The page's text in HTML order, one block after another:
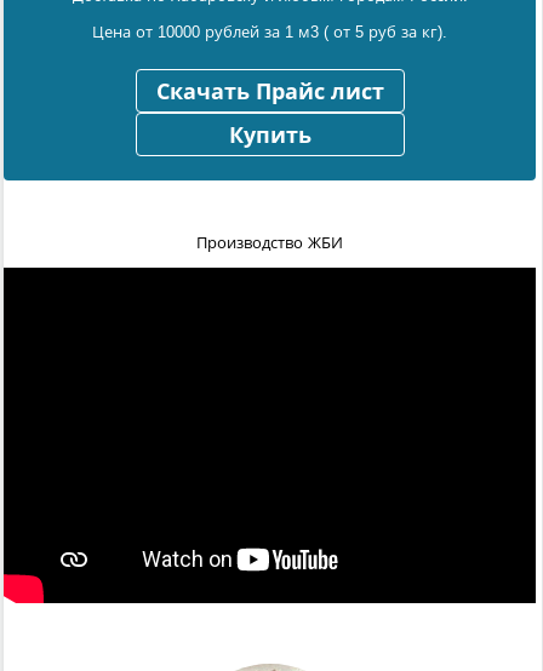
Цена от 10000 рублей за 1 м3 ( от 5 руб за кг).
Скачать Прайс лист
Купить
Производство ЖБИ